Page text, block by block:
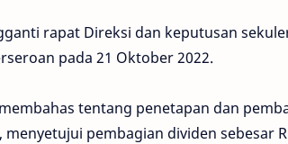
rapat Direksi dan keputusan
pada 21 Oktober 2022.
tentang penetapan dan
pembagian dividen sebesar